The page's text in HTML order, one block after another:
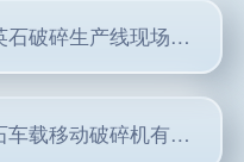
安徽时产700吨石英石破碎生产线现场案例精彩放送
一小时200吨的青石车载移动破碎机有哪些型号?多少钱能买?